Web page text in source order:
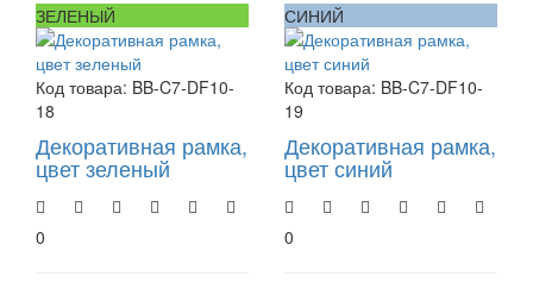
ЗЕЛЕНЫЙ
Код товара: BB-C7-DF10-
18
Декоративная рамка,
цвет зеленый
0
СИНИЙ
Код товара: BB-C7-DF10-
19
Декоративная рамка,
цвет синий
0